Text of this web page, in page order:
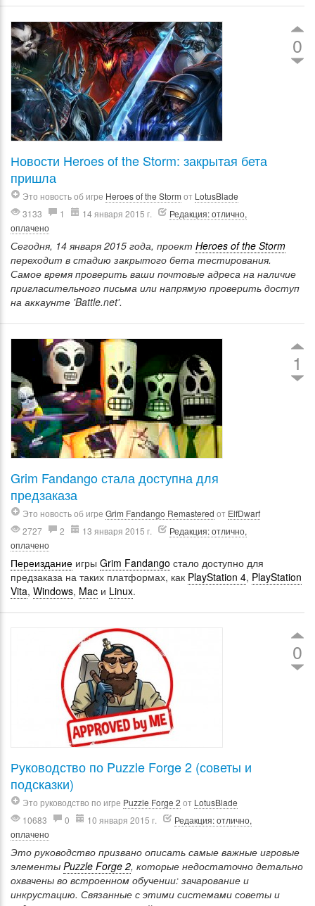
0
Новости Heroes of the Storm: закрытая бета
пришла
Это новость об игре Heroes of the Storm от LotusBlade
3133
1 14 января 2015 г.
Редакция: отлично,
оплачено
Сегодня, 14 января 2015 года, проект Heroes of the Storm
переходит в стадию закрытого бета тестирования.
Самое время проверить ваши почтовые адреса на наличие
пригласительного письма или напрямую проверить доступ
на аккаунте 'Battle.net'.
1
Grim Fandango стала доступна для
предзаказа
Это новость об игре Grim Fandango Remastered от ElfDwarf
2727
2 13 января 2015 г.
Редакция: отлично,
оплачено
Переиздание игры Grim Fandango стало доступно для
предзаказа на таких платформах, как PlayStation 4, PlayStation
Vita, Windows, Mac и Linux.
0
Руководство по Puzzle Forge 2 (советы и
подсказки)
Это руководство по игре Puzzle Forge 2 от LotusBlade
10683
0 10 января 2015 г.
Редакция: отлично,
оплачено
Это руководство призвано описать самые важные игровые
элементы Puzzle Forge 2, которые недостаточно детально
охвачены во встроенном обучении: зачарование и
инкрустацию. Связанные с этими системами советы и